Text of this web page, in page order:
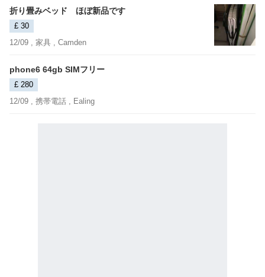
折り畳みベッド ほぼ新品です
£ 30
12/09 , 家具 , Camden
phone6 64gb SIMフリー
£ 280
12/09 , 携帯電話 , Ealing